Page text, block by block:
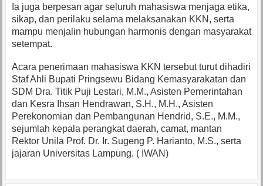
Ia juga berpesan agar seluruh mahasiswa menjaga etika,
sikap, dan perilaku selama melaksanakan KKN, serta
mampu menjalin hubungan harmonis dengan masyarakat
setempat.
Acara penerimaan mahasiswa KKN tersebut turut dihadiri
Staf Ahli Bupati Pringsewu Bidang Kemasyarakatan dan
SDM Dra. Titik Puji Lestari, M.M., Asisten Pemerintahan
dan Kesra Ihsan Hendrawan, S.H., M.H., Asisten
Perekonomian dan Pembangunan Hendrid, S.E., M.M.,
sejumlah kepala perangkat daerah, camat, mantan
Rektor Unila Prof. Dr. Ir. Sugeng P. Harianto, M.S., serta
jajaran Universitas Lampung. ( IWAN)